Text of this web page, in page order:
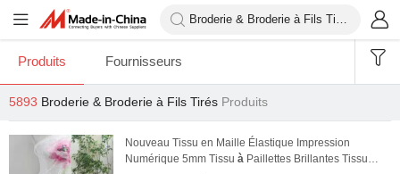
Produits Fournisseurs
5893 Broderie & Broderie à Fils Tirés Produits
Nouveau Tissu en Maille Élastique Impression
Numérique 5mm Tissu à Paillettes Brillantes Tissu